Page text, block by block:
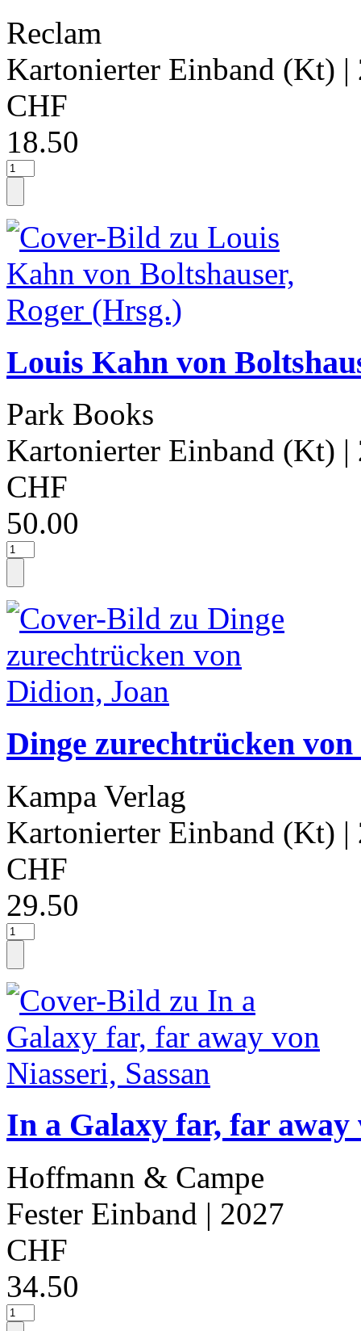
Reclam
Kartonierter Einband (Kt) |
CHF
18.50
Louis Kahn von
Park Books
Kartonierter Einband (Kt) |
CHF
50.00
Dinge zurechtrücken
Kampa Verlag
Kartonierter Einband (Kt) |
CHF
29.50
In a Galaxy far, far away
Hoffmann & Campe
Fester Einband | 2027
CHF
34.50